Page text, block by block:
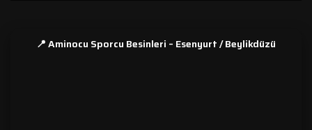
📍 Aminocu Sporcu Besinleri – Esenyurt / Beylikdüzü